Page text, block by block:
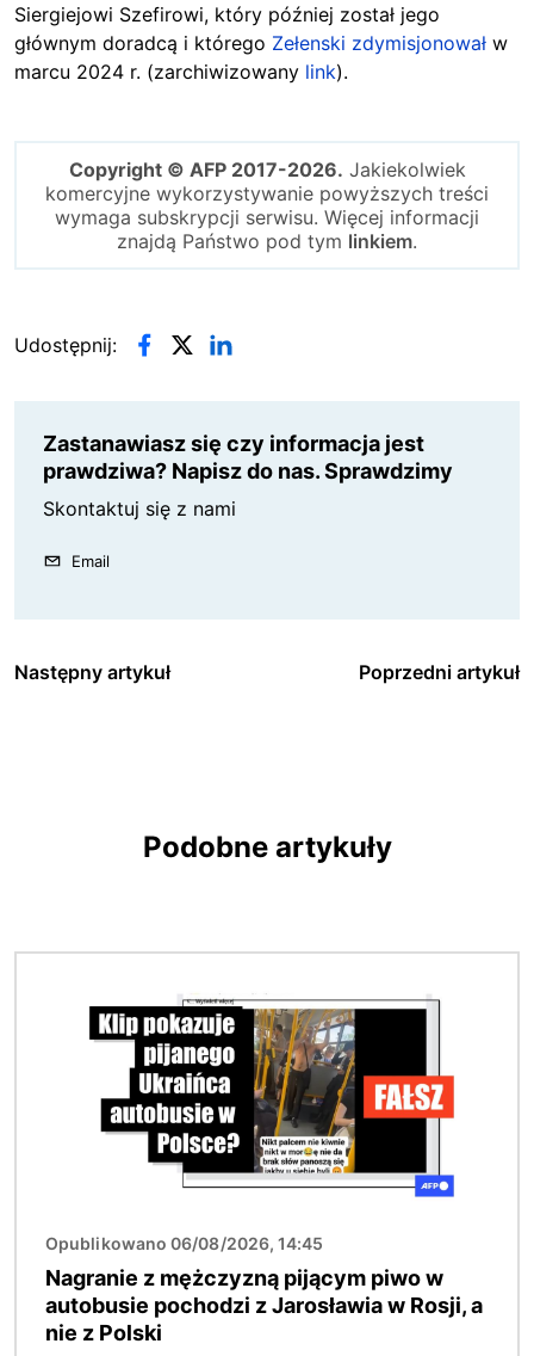
Siergiejowi Szefirowi, który później został jego
głównym doradcą i którego Zełenski zdymisjonował w
marcu 2024 r. (zarchiwizowany link).
Copyright © AFP 2017-2026. Jakiekolwiek
komercyjne wykorzystywanie powyższych treści
wymaga subskrypcji serwisu. Więcej informacji
znajdą Państwo pod tym linkiem.
Udostępnij:
Zastanawiasz się czy informacja jest
prawdziwa? Napisz do nas. Sprawdzimy
Skontaktuj się z nami
Email
Następny artykuł Poprzedni artykuł
Podobne artykuły
Opublikowano 06/08/2026, 14:45
Nagranie z mężczyzną pijącym piwo w
autobusie pochodzi z Jarosławia w Rosji, a
nie z Polski